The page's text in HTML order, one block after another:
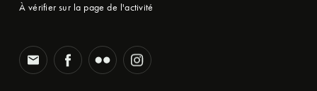
À vérifier sur la page de l'activité